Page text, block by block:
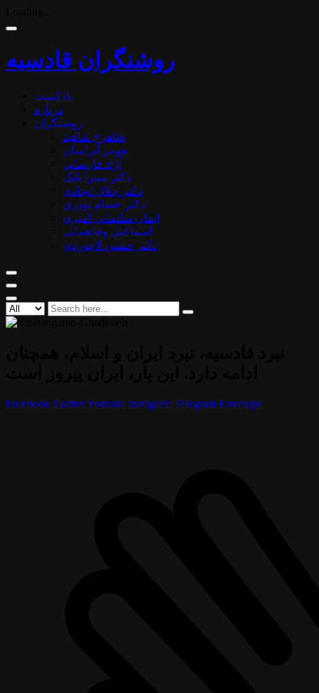
روشنگران قادسیه
پادکست
درباره
روشنگران
شاهرخ شاهید
هومر آبرامیان
آزاد فارسانی
دکتر میترا بابک
دکتر جلال ایجادی
دکتر حسام نوذری
ایمان سلیمانی امیری
اسماعیل وفایغمایی
دکتر حسین لاجوردی
Facebook TwitterYoutube Instagram Telegram Envelope